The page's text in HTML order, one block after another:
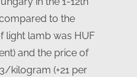
to the
light lamb was HUF
and the price of
kilogram (+21 per